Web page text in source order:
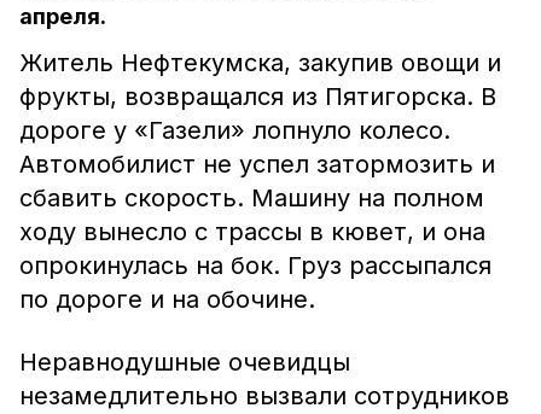
апреля.
Житель Нефтекумска, закупив овощи и
фрукты, возвращался из Пятигорска. В
дороге у «Газели» лопнуло колесо.
Автомобилист не успел затормозить и
сбавить скорость. Машину на полном
ходу вынесло с трассы в кювет, и она
опрокинулась на бок. Груз рассыпался
по дороге и на обочине.
Неравнодушные очевидцы
незамедлительно вызвали сотрудников